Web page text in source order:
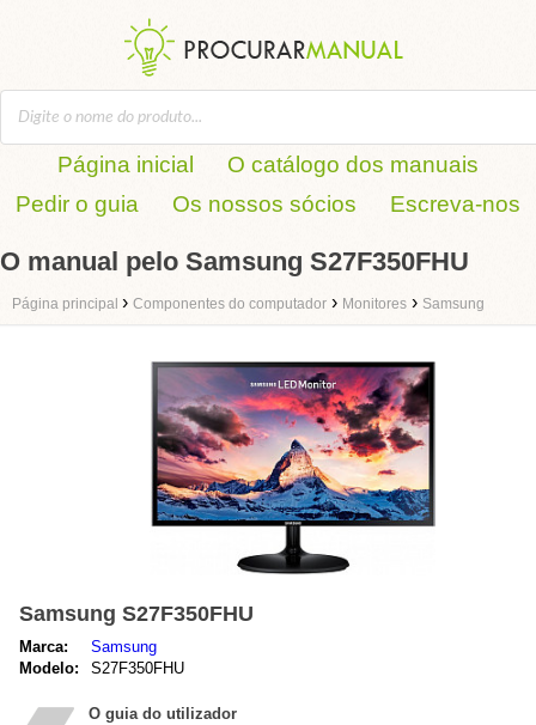
Página inicial
O catálogo dos manuais
Pedir o guia
Os nossos sócios Escreva-nos
O manual pelo Samsung S27F350FHU
Página principal › Componentes do computador › Monitores › Samsung
Samsung S27F350FHU
Marca:
Samsung
Modelo:
S27F350FHU
O guia do utilizador